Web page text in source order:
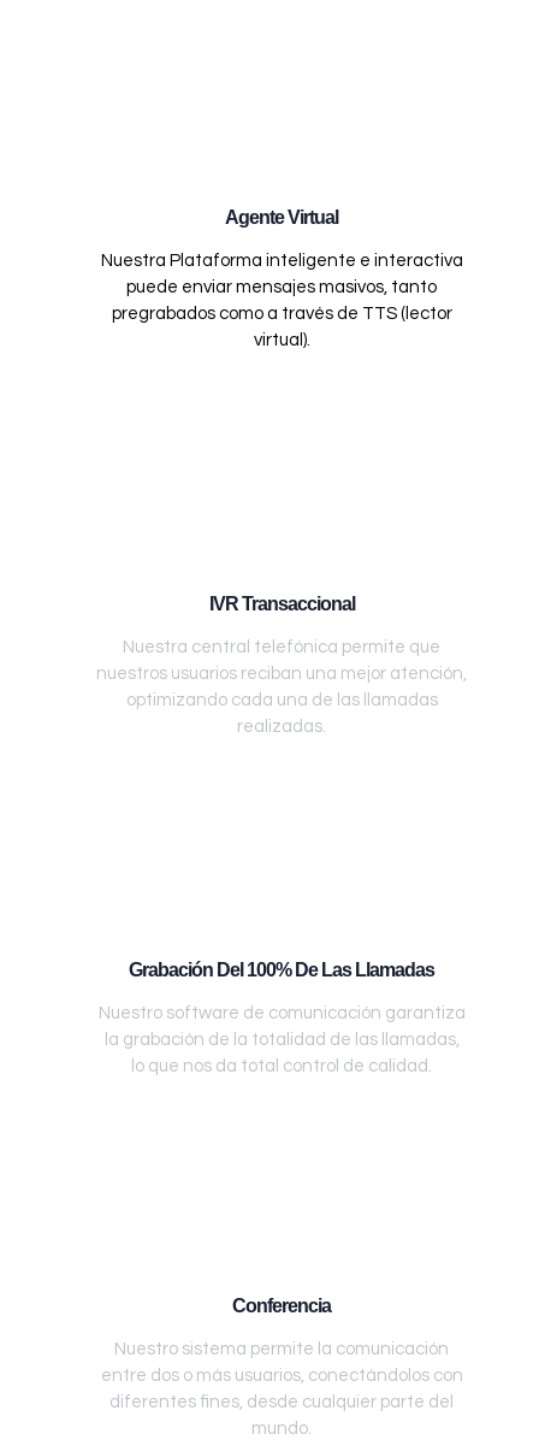
Agente Virtual
Nuestra Plataforma inteligente e interactiva
puede enviar mensajes masivos, tanto
pregrabados como a través de TTS (lector
virtual).
IVR Transaccional
Nuestra central telefónica permite que
nuestros usuarios reciban una mejor atención,
optimizando cada una de las llamadas
realizadas.
Grabación Del 100% De Las Llamadas
Nuestro software de comunicación garantiza
la grabación de la totalidad de las llamadas,
lo que nos da total control de calidad.
Conferencia
Nuestro sistema permite la comunicación
entre dos o más usuarios, conectándolos con
diferentes fines, desde cualquier parte del
mundo.